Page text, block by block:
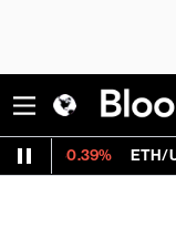
ETH/USD 1,868.598